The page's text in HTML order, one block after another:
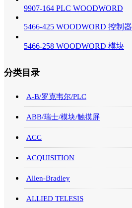
9907-164 PLC WOODWORD
5466-425 WOODWORD 控制器
5466-258 WOODWORD 模块
分类目录
A-B/罗克韦尔/PLC
ABB/瑞士/模块/触摸屏
ACC
ACQUISITION
Allen-Bradley
ALLIED TELESIS